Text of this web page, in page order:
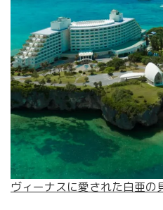
ヴィーナスに愛された白亜の